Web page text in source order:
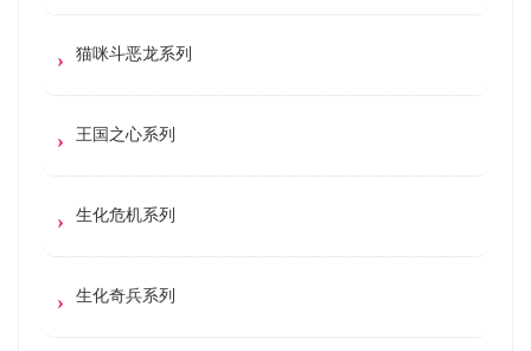
猫咪斗恶龙系列
王国之心系列
生化危机系列
生化奇兵系列